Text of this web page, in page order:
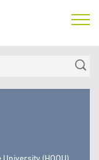
(HOOU)